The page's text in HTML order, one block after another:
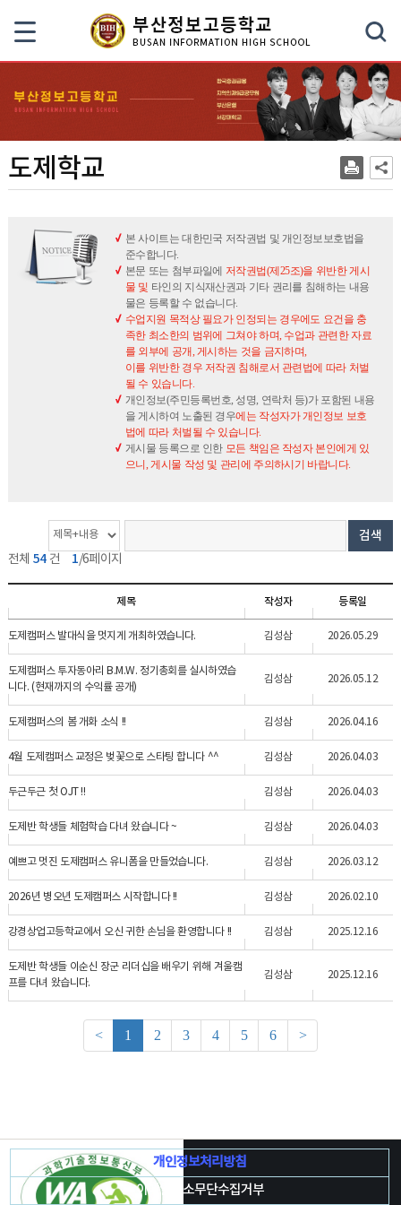
도제학교
본 사이트는 대한민국 저작권법 및 개인정보보호법을
준수합니다.
본문 또는 첨부파일에 저작권법(제25조)을 위반한 게시
물 및 타인의 지식재산권과 기타 권리를 침해하는 내용
물은 등록할 수 없습니다.
수업지원 목적상 필요가 인정되는 경우에도 요건을 충
족한 최소한의 범위에 그쳐야 하며, 수업과 관련한 자료
를 외부에 공개, 게시하는 것을 금지하며,
이를 위반한 경우 저작권 침해로서 관련법에 따라 처벌
될 수 있습니다.
개인정보(주민등록번호, 성명, 연락처 등)가 포함된 내용
을 게시하여 노출된 경우에는 작성자가 개인정보 보호
법에 따라 처벌될 수 있습니다.
게시물 등록으로 인한 모든 책임은 작성자 본인에게 있
으니, 게시물 작성 및 관리에 주의하시기 바랍니다.
전체 54 건 1/6페이지
게
시
물
개
검
색
옵
션
색
어
검색
제목 작성자 등록일
도제캠퍼스 발대식을 멋지게 개최하였습니다. 김성삼 2026.05.29
도제캠퍼스 투자동아리 B.M.W. 정기총회를 실시하였습
니다. (현재까지의 수익률 공개)
김성삼 2026.05.12
도제캠퍼스의 봄 개화 소식 !! 김성삼 2026.04.16
4월 도제캠퍼스 교정은 벚꽃으로 스타팅 합니다 ^^ 김성삼 2026.04.03
두근두근 첫 OJT !! 김성삼 2026.04.03
도제반 학생들 체험학습 다녀 왔습니다 ~ 김성삼 2026.04.03
예쁘고 멋진 도제캠퍼스 유니폼을 만들었습니다. 김성삼 2026.03.12
2026년 병오년 도제캠퍼스 시작합니다 !! 김성삼 2026.02.10
강경상업고등학교에서 오신 귀한 손님을 환영합니다 !! 김성삼 2025.12.16
도제반 학생들 이순신 장군 리더십을 배우기 위해 겨울캠
프를 다녀 왔습니다.
김성삼 2025.12.16
< 1 2 3 4 5 6 >
개인정보처리방침
이메일주소무단수집거부